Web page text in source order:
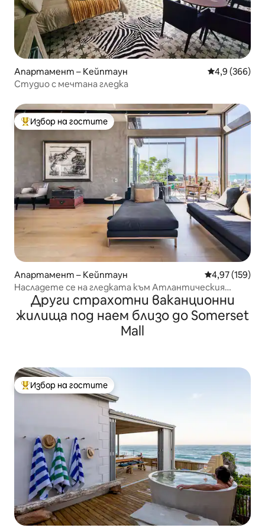
Апартамент – Кейптаун Средна
4,9 (366)
Студио с мечтана гледка
Най-популярен избор на гостите
Избор на гостите
Апартамент – Кейптаун Средна
4,97 (159)
Насладете се на гледката към Атлантическия
океан от уютно място със стъклени стени
Други страхотни ваканционни
жилища под наем близо до Somerset
Mall
Най-популярен избор на гостите
Избор на гостите